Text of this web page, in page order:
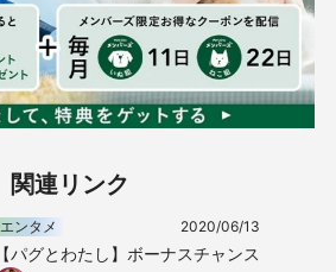
関連リンク
エンタメ 2020/06/13
【パグとわたし】ボーナスチャンス